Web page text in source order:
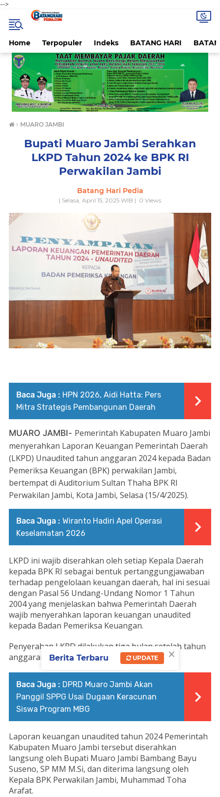
-->
Home Terpopuler Indeks BATANG HARI
› MUARO JAMBI
Bupati Muaro Jambi Serahkan
LKPD Tahun 2024 ke BPK RI
Perwakilan Jambi
Batang Hari Pedia
| Selasa, April 15, 2025 WIB | 0 Views
Baca Juga : HPN 2026, Aidi Hatta: Pers
Mitra Strategis Pembangunan Daerah
MUARO JAMBI- Pemerintah Kabupaten Muaro Jambi
menyerahkan Laporan Keuangan Pemerintah Daerah
(LKPD) Unaudited tahun anggaran 2024 kepada Badan
Pemeriksa Keuangan (BPK) perwakilan Jambi,
bertempat di Auditorium Sultan Thaha BPK RI
Perwakilan Jambi, Kota Jambi, Selasa (15/4/2025).
Baca Juga : Wiranto Hadiri Apel Operasi
Keselamatan 2026
LKPD ini wajib diserahkan oleh setiap Kepala Daerah
kepada BPK RI sebagai bentuk pertanggungjawaban
terhadap pengelolaan keuangan daerah, hal ini sesuai
dengan Pasal 56 Undang-Undang Nomor 1 Tahun
2004 yang menjelaskan bahwa Pemerintah Daerah
wajib menyerahkan laporan keuangan unaudited
kepada Badan Pemeriksa Keuangan.
Penyerahan LKPD dilakukan tiga bulan setelah tahun
anggaran berakhir pada tiap tahunnya.
Baca Juga : DPRD Muaro Jambi Akan
Panggil SPPG Usai Dugaan Keracunan
Siswa Program MBG
Laporan keuangan unaudited tahun 2024 Pemerintah
Kabupaten Muaro Jambi tersebut diserahkan
langsung oleh Bupati Muaro Jambi Bambang Bayu
Suseno, SP MM M.Si, dan diterima langsung oleh
Kepala BPK Perwakilan Jambi, Muhammad Toha
Arafat.
×
Berita Terbaru UPDATE